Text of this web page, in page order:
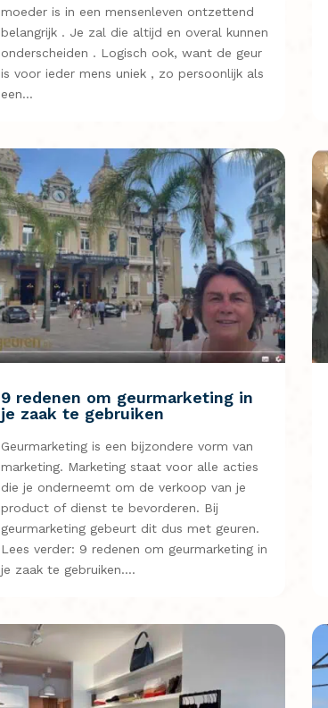
moeder is in een mensenleven ontzettend
belangrijk . Je zal die altijd en overal kunnen
onderscheiden . Logisch ook, want de geur
is voor ieder mens uniek , zo persoonlijk als
een…
9 redenen om geurmarketing in
je zaak te gebruiken
Geurmarketing is een bijzondere vorm van
marketing. Marketing staat voor alle acties
die je onderneemt om de verkoop van je
product of dienst te bevorderen. Bij
geurmarketing gebeurt dit dus met geuren.
Lees verder: 9 redenen om geurmarketing in
je zaak te gebruiken….